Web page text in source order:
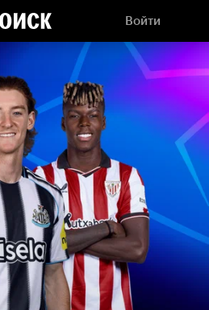
Войти